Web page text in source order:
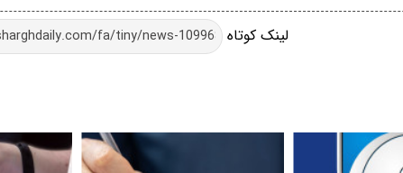
لینک کوتاه